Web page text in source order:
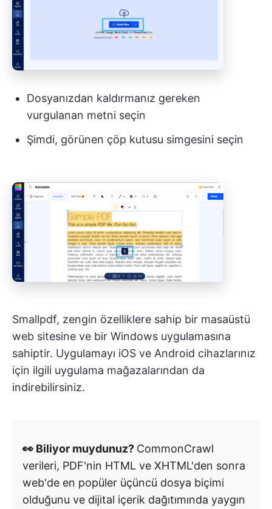
Dosyanızdan kaldırmanız gereken
vurgulanan metni seçin
Şimdi, görünen çöp kutusu simgesini seçin
Smallpdf, zengin özelliklere sahip bir masaüstü
web sitesine ve bir Windows uygulamasına
sahiptir. Uygulamayı iOS ve Android cihazlarınız
için ilgili uygulama mağazalarından da
indirebilirsiniz.
👀 Biliyor muydunuz? CommonCrawl
verileri, PDF'nin HTML ve XHTML'den sonra
web'de en popüler üçüncü dosya biçimi
olduğunu ve dijital içerik dağıtımında yaygın